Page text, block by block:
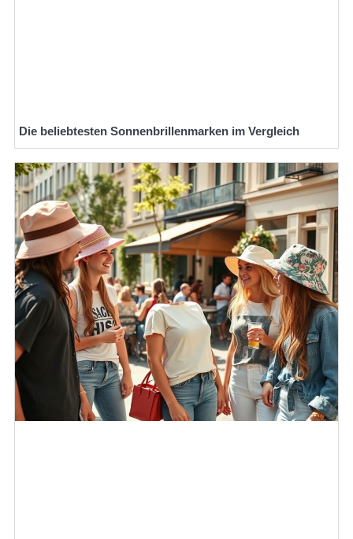
Die beliebtesten Sonnenbrillenmarken im Vergleich